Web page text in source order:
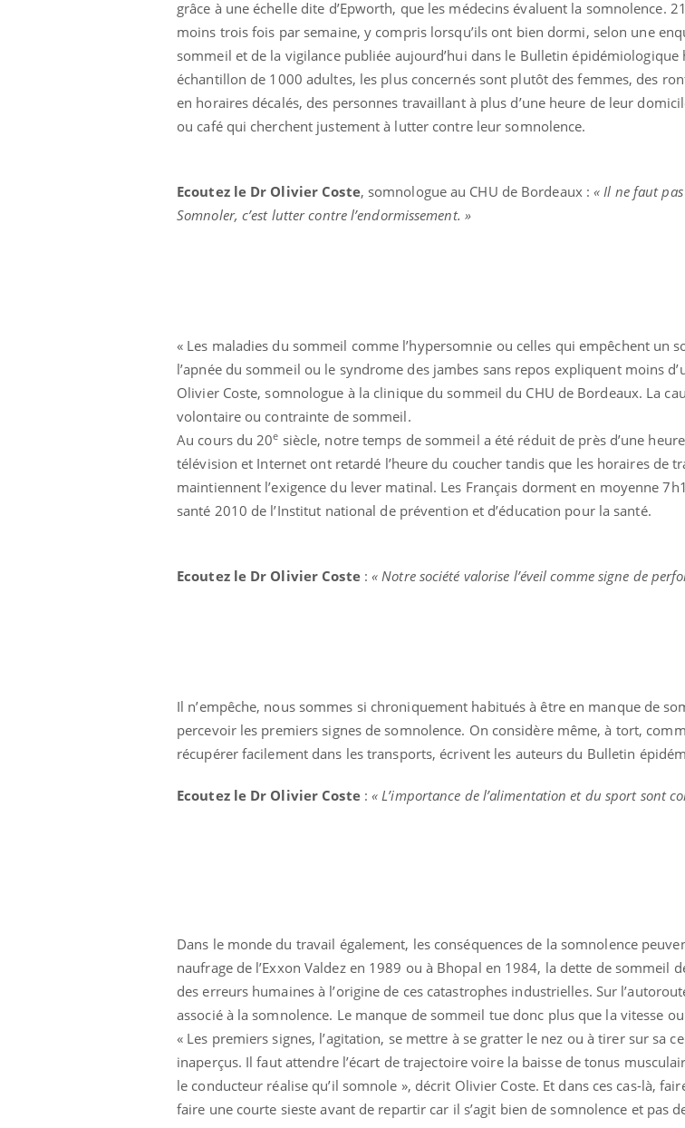
grâce à une échelle dite d’Epworth, que les médecins évaluent la somnolence.
moins trois fois par semaine, y compris lorsqu’ils ont bien dormi, selon une
sommeil et de la vigilance publiée aujourd’hui dans le Bulletin épidémiologique
échantillon de 1000 adultes, les plus concernés sont plutôt des femmes, des
en horaires décalés, des personnes travaillant à plus d’une heure de leur
ou café qui cherchent justement à lutter contre leur somnolence.
Ecoutez le Dr Olivier Coste, somnologue au CHU de Bordeaux :« Il ne faut
Somnoler, c’est lutter contre l’endormissement. »
« Les maladies du sommeil comme l’hypersomnie ou celles qui empêchent un
l’apnée du sommeil ou le syndrome des jambes sans repos expliquent moins
Olivier Coste, somnologue à la clinique du sommeil du CHU de Bordeaux. La
volontaire ou contrainte de sommeil.
Au cours du 20e siècle, notre temps de sommeil a été réduit de près d’une
télévision et Internet ont retardé l’heure du coucher tandis que les horaires de
maintiennent l’exigence du lever matinal. Les Français dorment en moyenne
santé 2010 de l’Institut national de prévention et d’éducation pour la santé.
Ecoutez le Dr Olivier Coste:« Notre société valorise l’éveil comme signe de
Il n’empêche, nous sommes si chroniquement habitués à être en manque de
percevoir les premiers signes de somnolence. On considère même, à tort,
récupérer facilement dans les transports, écrivent les auteurs du Bulletin
Ecoutez le Dr Olivier Coste:« L’importance de l’alimentation et du sport sont
Dans le monde du travail également, les conséquences de la somnolence
naufrage de l’Exxon Valdez en 1989 ou à Bhopal en 1984, la dette de sommeil
des erreurs humaines à l’origine de ces catastrophes industrielles. Sur
associé à la somnolence. Le manque de sommeil tue donc plus que la vitesse ou
« Les premiers signes, l’agitation, se mettre à se gratter le nez ou à tirer sur sa
inaperçus. Il faut attendre l’écart de trajectoire voire la baisse de tonus
le conducteur réalise qu’il somnole », décrit Olivier Coste. Et dans ces cas-là,
faire une courte sieste avant de repartir car il s’agit bien de somnolence et pas
Insuline & Charge mentale : et si on
osait en parler??Youtube
reste entourée d'idées reçues chez les
Youtube
Eczéma Chronique des Mains : se
préparer pour l’été !Youtube
rythme de vie ! Vacances, plage, piscine,